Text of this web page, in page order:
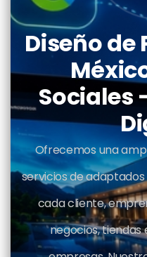
Diseño de
Sociales
Ofrecemos una
servicios de
cada cliente,
negocios,